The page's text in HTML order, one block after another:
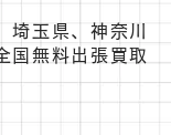
埼玉県、神奈川
国無料出張買取